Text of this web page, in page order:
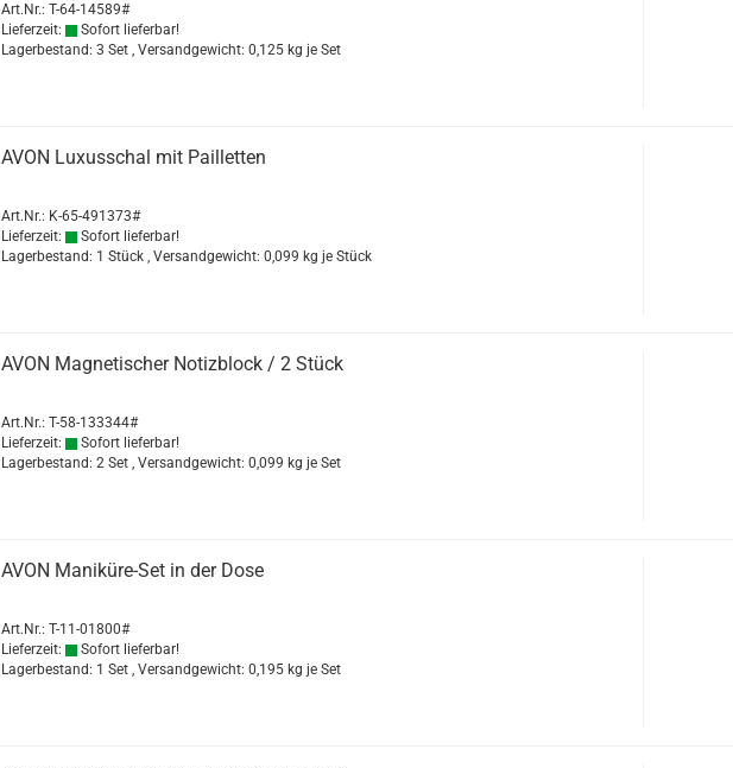
Art.Nr.: T-64-14589#
Lieferzeit:
Sofort lieferbar!
Lagerbestand: 3 Set , Versandgewicht: 0,125 kg je Set
AVON Lu­xus­schal mit Pail­let­ten
Art.Nr.: K-65-491373#
Lieferzeit:
Sofort lieferbar!
Lagerbestand: 1 Stück , Versandgewicht: 0,099 kg je Stück
AVON Ma­gne­ti­scher No­tiz­block / 2 Stück
Art.Nr.: T-58-133344#
Lieferzeit:
Sofort lieferbar!
Lagerbestand: 2 Set , Versandgewicht: 0,099 kg je Set
AVON Maniküre-​​Set in der Dose
Art.Nr.: T-11-01800#
Lieferzeit:
Sofort lieferbar!
Lagerbestand: 1 Set , Versandgewicht: 0,195 kg je Set